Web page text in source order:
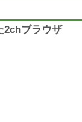
2chブラウザ